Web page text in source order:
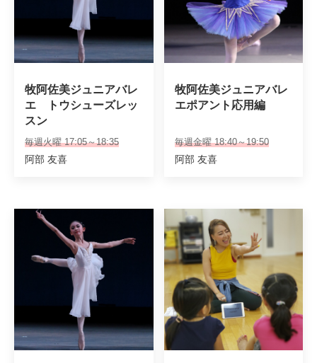
牧阿佐美ジュニアバレ
エ　トウシューズレッ
スン
毎週火曜 17:05～18:35
阿部 友喜
牧阿佐美ジュニアバレ
エポアント応用編
毎週金曜 18:40～19:50
阿部 友喜